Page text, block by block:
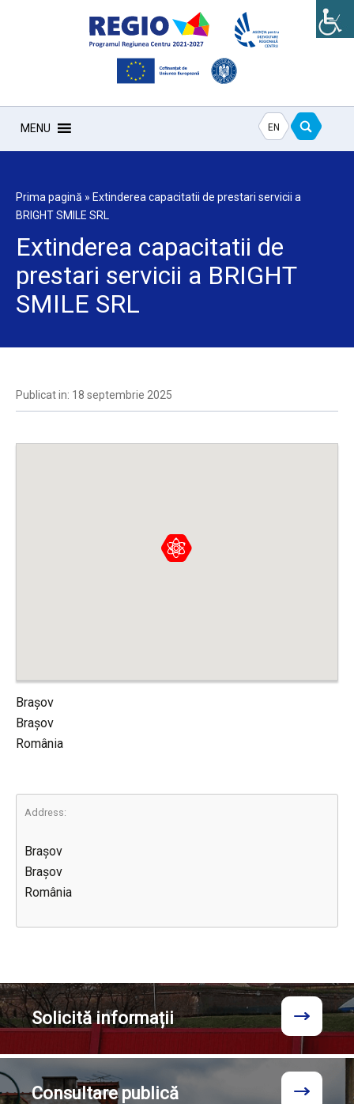
MENU EN
Prima pagină » Extinderea capacitatii de prestari servicii a
BRIGHT SMILE SRL
Extinderea capacitatii de
prestari servicii a BRIGHT
SMILE SRL
Publicat in: 18 septembrie 2025
Brașov
Brașov
România
Address:
Brașov
Brașov
România
Solicităinformații
Consultarepublică